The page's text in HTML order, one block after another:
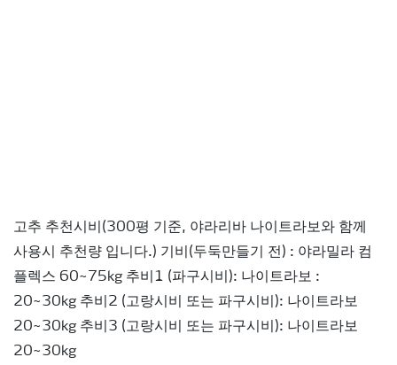
고추 추천시비(300평 기준, 야라리바 나이트라보와 함께
사용시 추천량 입니다.) 기비(두둑만들기 전) : 야라밀라 컴
플렉스 60~75kg 추비1 (파구시비): 나이트라보 :
20~30kg 추비2 (고랑시비 또는 파구시비): 나이트라보
20~30kg 추비3 (고랑시비 또는 파구시비): 나이트라보
20~30kg